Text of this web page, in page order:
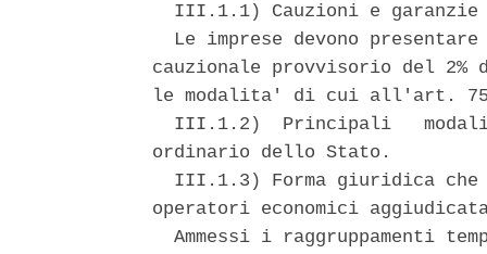
III.1.1) Cauzioni e
Le imprese devono
cauzionale provvisorio del
le modalita' di cui all'art.
III.1.2)  Principali
ordinario dello Stato.
III.1.3) Forma giuridica
operatori economici
Ammessi i raggruppamenti